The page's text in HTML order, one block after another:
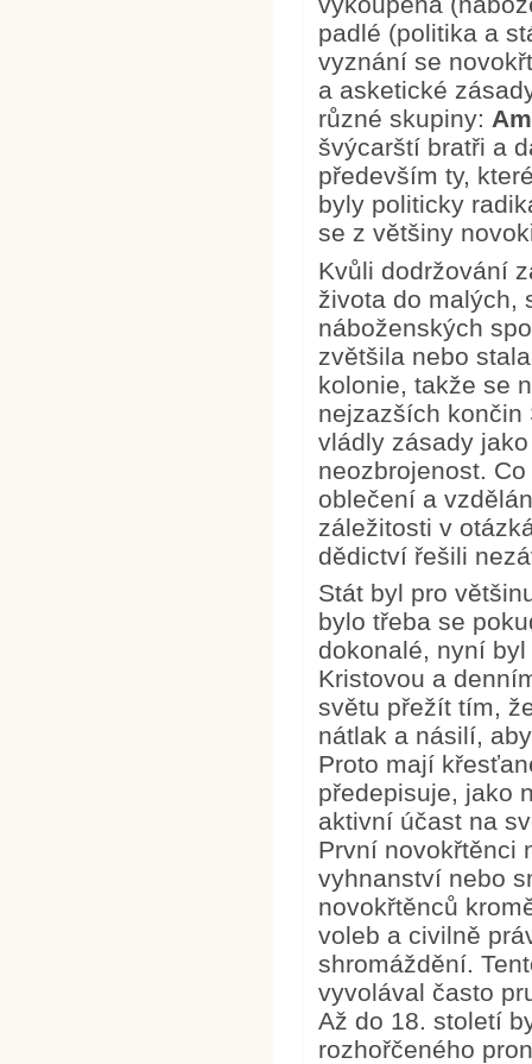
padlé (politika a
vyznání se
a asketické
různé skupiny:
švýcarští bratři a
především ty,
byly politicky
se z většiny
Kvůli dodržování
života do malých,
náboženských
zvětšila nebo
kolonie, takže se
nejzazších končin
vládly zásady
neozbrojenost.
oblečení a
záležitosti v
dědictví řešili
Stát byl pro
bylo třeba se
dokonalé, nyní
Kristovou a
světu přežít tím,
nátlak a násilí,
Proto mají
předepisuje, jako
aktivní účast na
První novokřtěnci
vyhnanství nebo
novokřtěnců
voleb a civilně
shromáždění.
vyvolával často
Až do 18. století
rozhořčeného